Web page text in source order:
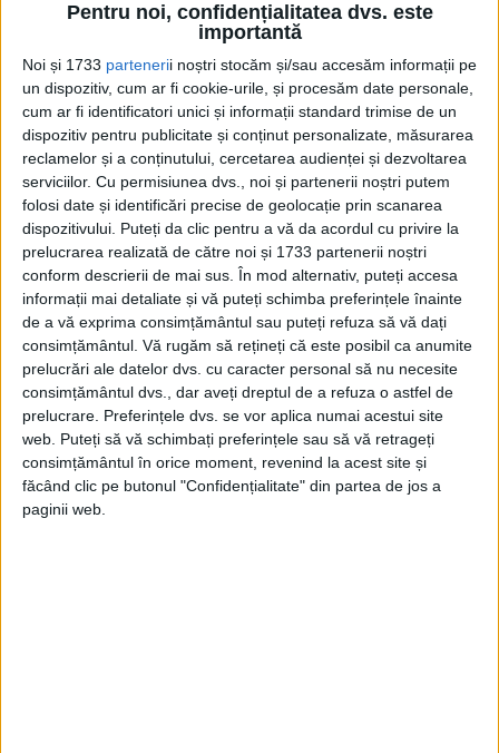
Pentru noi, confidențialitatea dvs. este
importantă
Noi și 1733 partenerii noștri stocăm și/sau accesăm informații pe
un dispozitiv, cum ar fi cookie-urile, și procesăm date personale,
cum ar fi identificatori unici și informații standard trimise de un
dispozitiv pentru publicitate și conținut personalizate, măsurarea
reclamelor și a conținutului, cercetarea audienței și dezvoltarea
serviciilor. Cu permisiunea dvs., noi și partenerii noștri putem
folosi date și identificări precise de geolocație prin scanarea
dispozitivului. Puteți da clic pentru a vă da acordul cu privire la
prelucrarea realizată de către noi și 1733 partenerii noștri
conform descrierii de mai sus. În mod alternativ, puteți accesa
informații mai detaliate și vă puteți schimba preferințele înainte
de a vă exprima consimțământul sau puteți refuza să vă dați
consimțământul. Vă rugăm să rețineți că este posibil ca anumite
prelucrări ale datelor dvs. cu caracter personal să nu necesite
consimțământul dvs., dar aveți dreptul de a refuza o astfel de
prelucrare. Preferințele dvs. se vor aplica numai acestui site
web. Puteți să vă schimbați preferințele sau să vă retrageți
consimțământul în orice moment, revenind la acest site și
făcând clic pe butonul "Confidențialitate" din partea de jos a
paginii web.
TITULESCU
PUBLICAT IN CATEGORIILE: AUGUST 2019
DISTRIBUIE ȘTIREA:
FACEBOOK | TWITTER
DACĂ VA PLAC MATERIALELE PUBLICATE, VA INVITĂM SĂ NE URMĂRIȚI
ȘI PE PAGINA NOASTRĂ DE FACEBOOK
RECOMANDARI PENTRU TINE
Istoria sloturilor: de la primele aparate
la sloturile online
Istoria dezvoltării cazinourilor în
România: de la saloane sociale, la era
digitală
Figuri istorice celebre în sloturile online: